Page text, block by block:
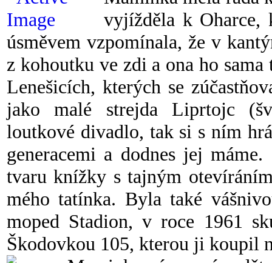
vyjížděla k Oharce,
úsměvem vzpomínala, že v
z kohoutku ve zdi a ona ho
Lenešicích, kterých se
jako malé strejda Liprtojc
loutkové divadlo, tak si s ním
generacemi a dodnes jej
tvaru knížky s tajným
mého tatínka. Byla také
moped Stadion, v roce 1961
Škodovkou 105, kterou ji koupil